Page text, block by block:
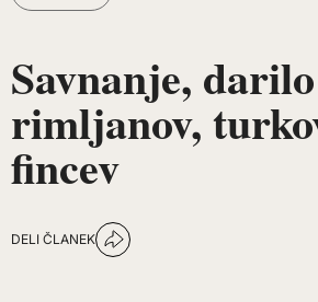
Savnanje, darilo
rimljanov,
fincev
DELI ČLANEK